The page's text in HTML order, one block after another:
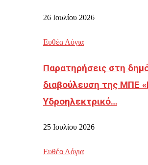
26 Ιουλίου 2026
Ευθέα Λόγια
Παρατηρήσεις στη
διαβούλευση της ΜΠΕ
Υδροηλεκτρικό…
25 Ιουλίου 2026
Ευθέα Λόγια